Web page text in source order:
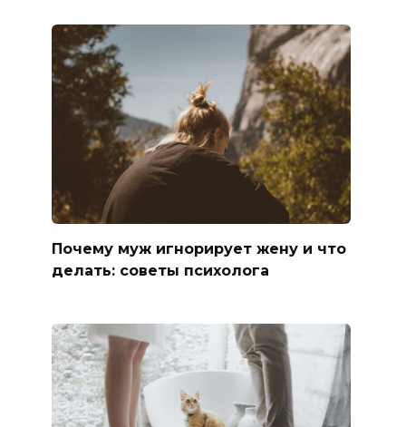
Почему муж игнорирует жену и что
делать: советы психолога